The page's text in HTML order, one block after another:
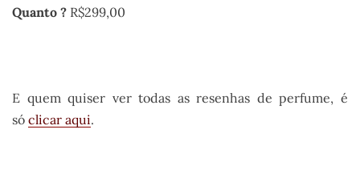
Quanto ? R$299,00
E quem quiser ver todas as resenhas de perfume, é
só clicar aqui.